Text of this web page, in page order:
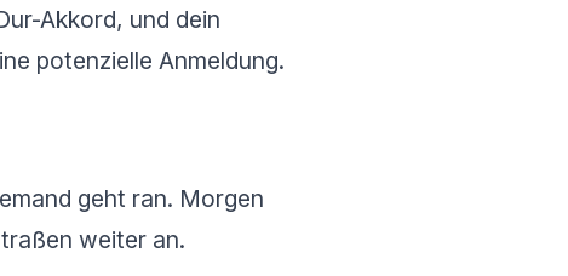
Akkord, und dein
potenzielle Anmeldung.
geht ran. Morgen
weiter an.